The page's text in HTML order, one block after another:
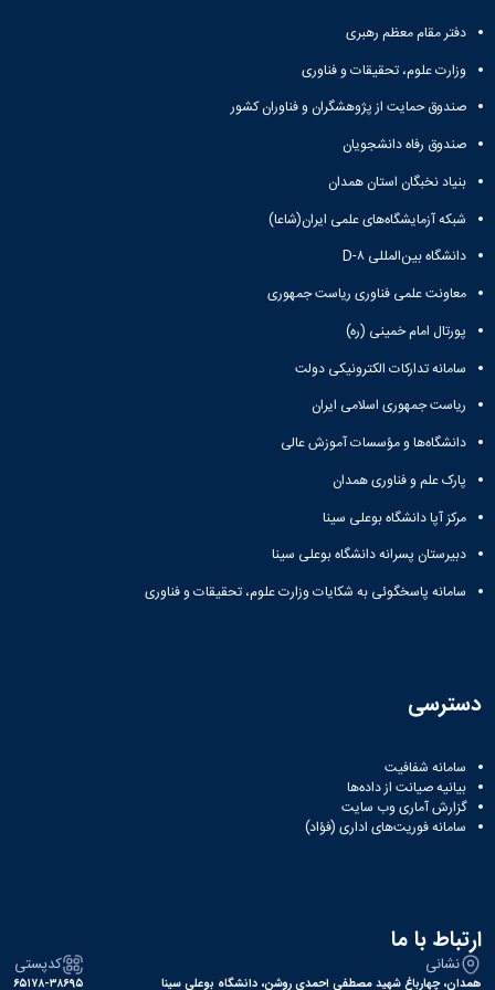
پژوهشی
تحصیلات
تکمیلی
کمیته
منتخب
ممیزی
کمیته
ترفیع
شورای
فرهنگی
دانشکده
آئین
نامه
ها
سمینارها
و
پایان
ها
آیین‌نامه‌های
معاونت
آموزشی
گروه
صنایع
گروه
نشریات
پژوهش
های
مهندسی
در
سیستم
Journal
of
Stress
Analysis
ارتباط
صنعت
کارآموزی
مراکز
مرتبط
ملی
نخبگان
شرکت
آئین
نامه ها
فرآیندها
آئین
نامه
نامه
های
پژوهشی
مکانیک
مهندسی
کامپیوتر
دفتر مقام معظم رهبری
وزارت علوم، تحقیقات و فناوری
صندوق حمایت از پژوهشگران و فناوران کشور
صندوق رفاه دانشجویان
بنیاد نخبگان استان همدان
شبکه آزمایشگاه‌های علمی ایران(شاعا)
دانشگاه بین‌المللی D-۸
معاونت علمی فناوری ریاست جمهوری
پورتال امام خمینی (ره)
سامانه تدارکات الکترونیکی دولت
ریاست جمهوری اسلامی ایران
دانشگاه‌ها و مؤسسات آموزش عالی
پارک علم و فناوری همدان
مرکز آپا دانشگاه بوعلی سینا
دبیرستان پسرانه دانشگاه بوعلی سینا
سامانه پاسخگوئی به شکایات وزارت علوم، تحقیقات و فناوری
دسترسی
سامانه شفافیت
بیانیه صیانت از داده‌ها
گزارش آماری وب‌ سایت
سامانه فوریت‌های اداری (فؤاد)
ارتباط با ما
نشانی
همدان، چهارباغ شهید مصطفی احمدی روشن، دانشگاه بوعلی سینا
کدپستی
۶۵۱۷۸-۳۸۶۹۵